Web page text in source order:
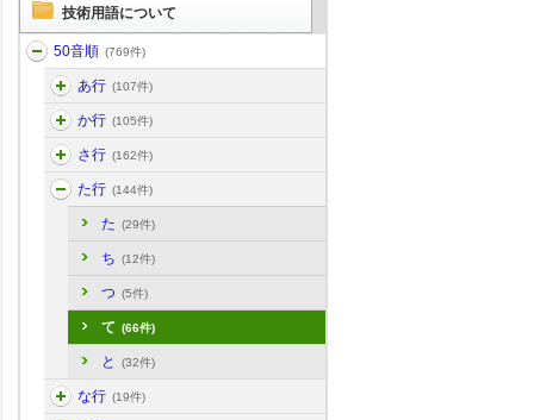
技術用語について
50音順 (769件)
あ行 (107件)
か行 (105件)
さ行 (162件)
た行 (144件)
た (29件)
ち (12件)
つ (5件)
て (66件)
と (32件)
な行 (19件)